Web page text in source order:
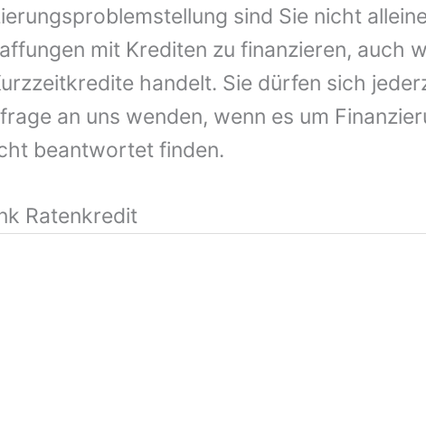
sind Sie nicht
mit Krediten zu finanzieren, auch
handelt. Sie dürfen sich
an uns wenden, wenn es um
beantwortet finden.
Ratenkredit